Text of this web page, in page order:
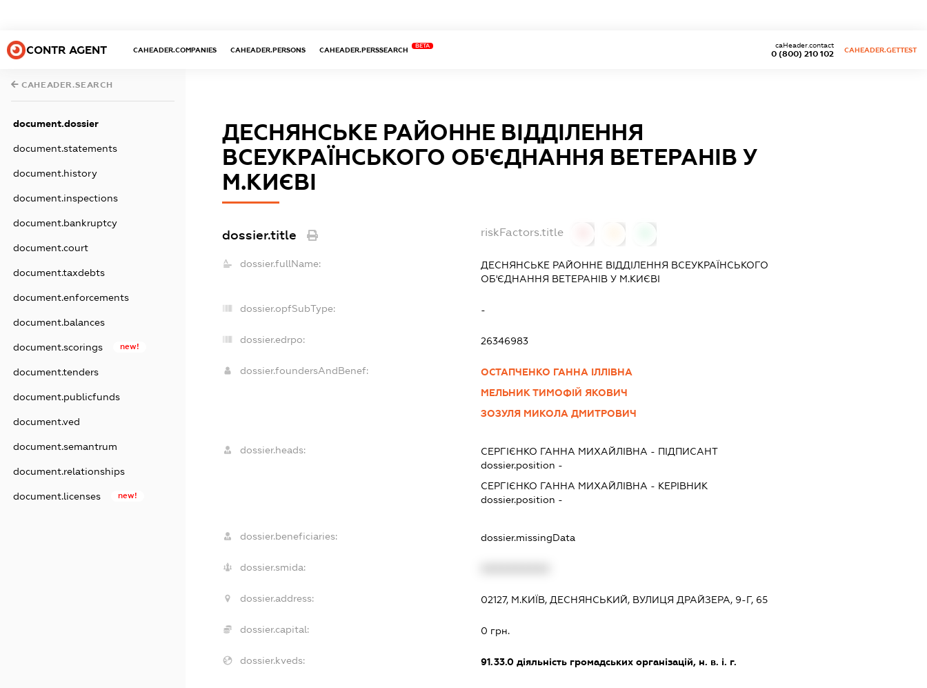
CONTR AGENT CAHEADER.COMPANIES CAHEADER.PERSONS CAHEADER.PERSSEARCH
BETA
0 (800) 210 102
caHeader.contact
CAHEADER.GETTEST
CAHEADER.SEARCH
document.dossier
document.statements
document.history
document.inspections
document.bankruptcy
document.court
document.taxdebts
document.enforcements
document.balances
document.scorings new!
document.tenders
document.publicfunds
document.ved
document.semantrum
document.relationships
document.licenses new!
ДЕСНЯНСЬКЕ РАЙОННЕ ВІДДІЛЕННЯ
ВСЕУКРАЇНСЬКОГО ОБ'ЄДНАННЯ ВЕТЕРАНІВ У
М.КИЄВІ
dossier.title riskFactors.title
dossier.fullName:
ДЕСНЯНСЬКЕ РАЙОННЕ ВІДДІЛЕННЯ ВСЕУКРАЇНСЬКОГО
ОБ'ЄДНАННЯ ВЕТЕРАНІВ У М.КИЄВІ
dossier.opfSubType: -
dossier.edrpo: 26346983
dossier.foundersAndBenef:
ОСТАПЧЕНКО ГАННА ІЛЛІВНА
МЕЛЬНИК ТИМОФІЙ ЯКОВИЧ
ЗОЗУЛЯ МИКОЛА ДМИТРОВИЧ
dossier.heads: СЕРГІЄНКО ГАННА МИХАЙЛІВНА - ПІДПИСАНТ
dossier.position -
СЕРГІЄНКО ГАННА МИХАЙЛІВНА - КЕРІВНИК
dossier.position -
dossier.beneficiaries: dossier.missingData
dossier.smida:
dossier.address: 02127, М.КИЇВ, ДЕСНЯНСЬКИЙ, ВУЛИЦЯ ДРАЙЗЕРА, 9-Г, 65
dossier.capital: 0 грн.
dossier.kveds: 91.33.0 діяльність громадських організацій, н. в. і. г.